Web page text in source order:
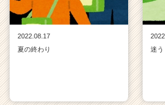
2022.08.17
夏の終わり
迷う